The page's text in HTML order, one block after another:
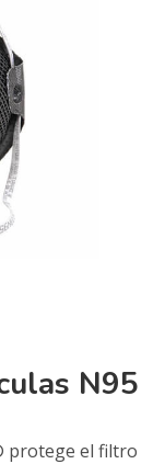
N95
protege el filtro